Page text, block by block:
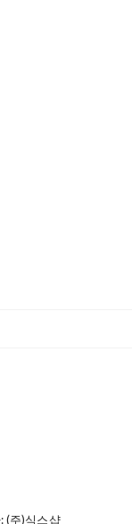
(주)식스샵